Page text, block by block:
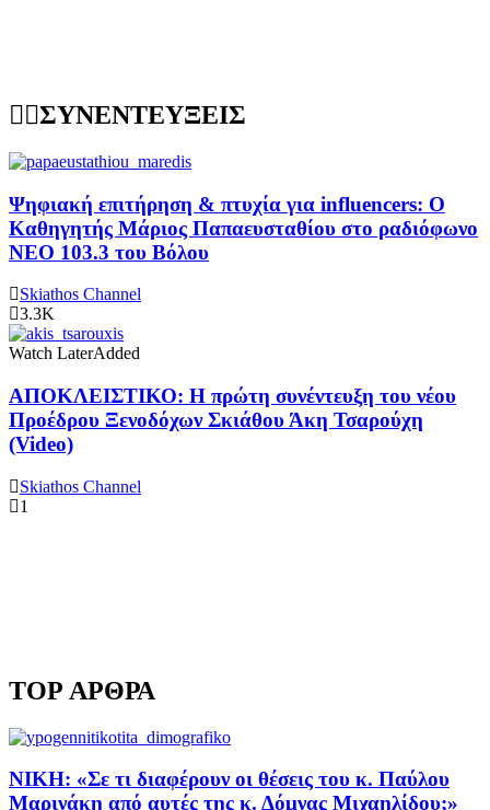
ΣΥΝΕΝΤΕΥΞΕΙΣ
Ψηφιακή επιτήρηση & πτυχία για influencers: Ο
Καθηγητής Μάριος Παπαευσταθίου στο ραδιόφωνο
NEO 103.3 του Βόλου
Skiathos Channel
3.3K
Watch LaterAdded
ΑΠΟΚΛΕΙΣΤΙΚΟ: Η πρώτη συνέντευξη του νέου
Προέδρου Ξενοδόχων Σκιάθου Άκη Τσαρούχη
(Video)
Skiathos Channel
1
TOP ΑΡΘΡΑ
ΝΙΚΗ: «Σε τι διαφέρουν οι θέσεις του κ. Παύλου
Μαρινάκη από αυτές της κ. Δόμνας Μιχαηλίδου;»